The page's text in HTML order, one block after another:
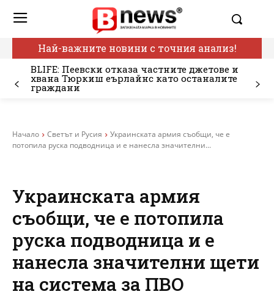
Най-важните новини с точния анализ!
BLIFE: Пеевски отказа частните джетове и
хвана Тюркиш еърлайнс като останалите
граждани
Начало Светът и Русия
Украинската армия съобщи, че е
потопила руска подводница и е нанесла значителни...
Украинската армия
съобщи, че е потопила
руска подводница и е
нанесла значителни щети
на система за ПВО